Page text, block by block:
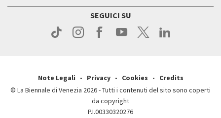
Contatti
SEGUICI SU
Note Legali Privacy Cookies
Credits
© La Biennale di Venezia 2026 - Tutti i contenuti del sito sono coperti
da copyright
P.I.00330320276